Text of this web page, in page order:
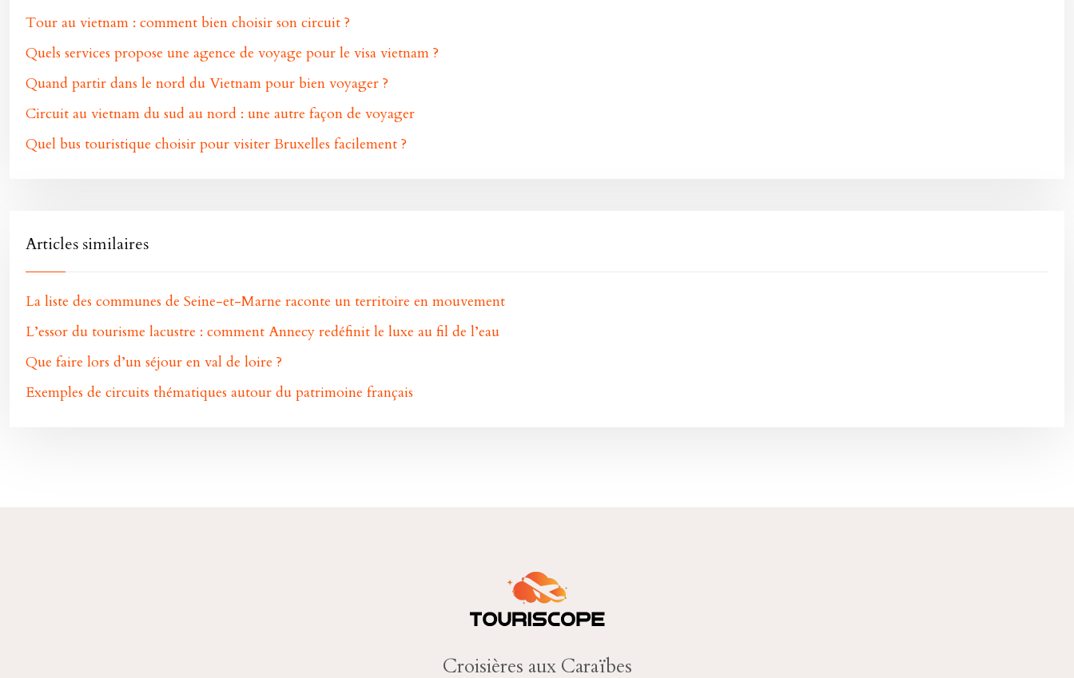
Tour au vietnam : comment bien choisir son circuit ?
Quels services propose une agence de voyage pour le visa vietnam ?
Quand partir dans le nord du Vietnam pour bien voyager ?
Circuit au vietnam du sud au nord : une autre façon de voyager
Quel bus touristique choisir pour visiter Bruxelles facilement ?
Articles similaires
La liste des communes de Seine-et-Marne raconte un territoire en mouvement
L’essor du tourisme lacustre : comment Annecy redéfinit le luxe au fil de l’eau
Que faire lors d’un séjour en val de loire ?
Exemples de circuits thématiques autour du patrimoine français
Croisières aux Caraïbes